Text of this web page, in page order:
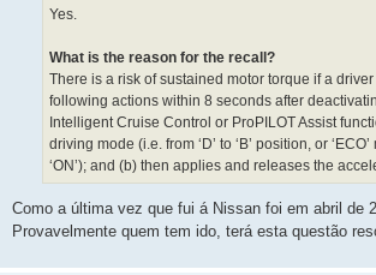
Yes.
What is the reason for the recall?
There is a risk of sustained motor torque if a
following actions within 8 seconds after
Intelligent Cruise Control or ProPILOT Assist
driving mode (i.e. from ‘D’ to ‘B’ position, or
‘ON’); and (b) then applies and releases the
Como a última vez que fui á Nissan foi em abril de
Provavelmente quem tem ido, terá esta questão